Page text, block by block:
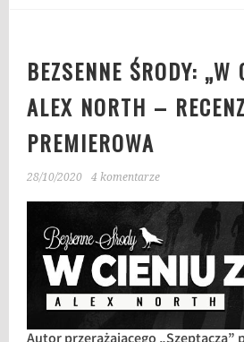
BEZSENNE ŚRODY: „W
ALEX NORTH –
PREMIEROWA
28/10/2020 4 komentarze